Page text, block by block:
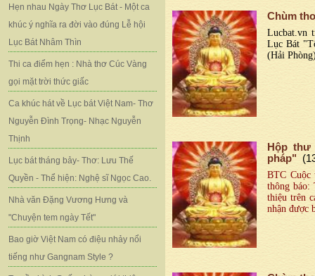
Hẹn nhau Ngày Thơ Lục Bát - Một ca
khúc ý nghĩa ra đời vào đúng Lễ hội
Lục Bát Nhâm Thìn
Thi ca điểm hẹn : Nhà thơ Cúc Vàng
gọi mặt trời thức giấc
Ca khúc hát về Lục bát Việt Nam- Thơ
Nguyễn Đình Trọng- Nhạc Nguyễn
Thịnh
Lục bát tháng bảy- Thơ: Lưu Thế
Quyền - Thể hiện: Nghệ sĩ Ngọc Cao.
Nhà văn Đặng Vương Hưng và
"Chuyện tem ngày Tết"
Bao giờ Việt Nam có điệu nhảy nổi
tiếng như Gangnam Style ?
Chùm
Lucbat.vn
Lục Bát
(Hải
Hộp
pháp"
BTC Cuộc
thông báo:
thiệu trên
nhận được